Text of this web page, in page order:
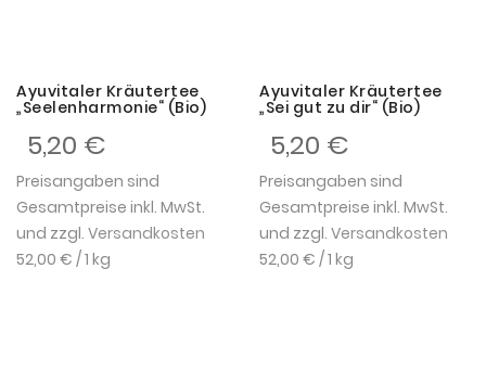
Ayuvitaler Kräutertee
„Seelenharmonie“ (Bio)
5,20 €
Preisangaben sind
Gesamtpreise inkl. MwSt.
und zzgl. Versandkosten
52,00 € / 1 kg
Ayuvitaler Kräutertee
„Sei gut zu dir“ (Bio)
5,20 €
Preisangaben sind
Gesamtpreise inkl. MwSt.
und zzgl. Versandkosten
52,00 € / 1 kg